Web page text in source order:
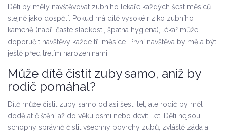
Děti by měly navštěvovat zubního lékaře každých šest měsíců -
stejně jako dospělí. Pokud má dítě vysoké riziko zubního
kameně (např. časté sladkosti, špatná hygiena), lékař může
doporučit návštěvy každé tři měsíce. První návštěva by měla být
ještě před třetím narozeninami.
Může dítě čistit zuby samo, aniž by
rodič pomáhal?
Dítě může čistit zuby samo od asi šesti let, ale rodič by měl
dodělat čištění až do věku osmi nebo devíti let. Děti nejsou
schopny správně čistit všechny povrchy zubů, zvláště záda a